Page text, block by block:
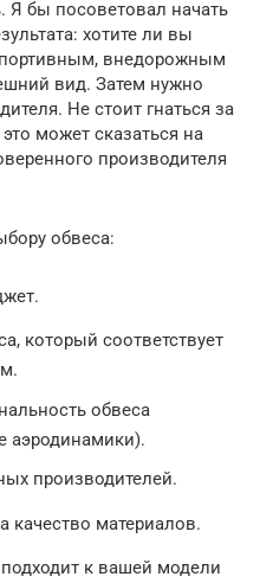
Я бы посоветовал начать
хотите ли вы
внедорожным
вид. Затем нужно
Не стоит гнаться за
может сказаться на
производителя
обвеса:
который соответствует
обвеса
аэродинамики).
производителей.
качество материалов.
к вашей модели